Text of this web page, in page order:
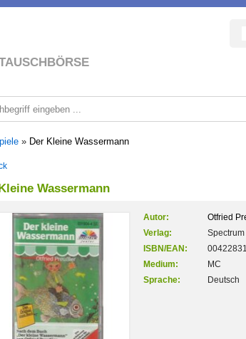
» Der Kleine Wassermann
Wassermann
Autor:
Otfried
Verlag:
ISBN/EAN:
Medium:
MC
Sprache:
Deutsch